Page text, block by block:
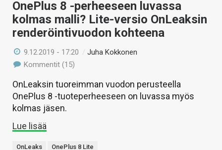
OnePlus 8 -perheeseen luvassa
kolmas malli? Lite-versio OnLeaksin
renderöintivuodon kohteena
9.12.2019 - 17:20 /Juha Kokkonen
Kommentit (15)
OnLeaksin tuoreimman vuodon perusteella
OnePlus 8 -tuoteperheeseen on luvassa myös
kolmas jäsen.
Lue lisää
OnLeaks OnePlus 8 Lite